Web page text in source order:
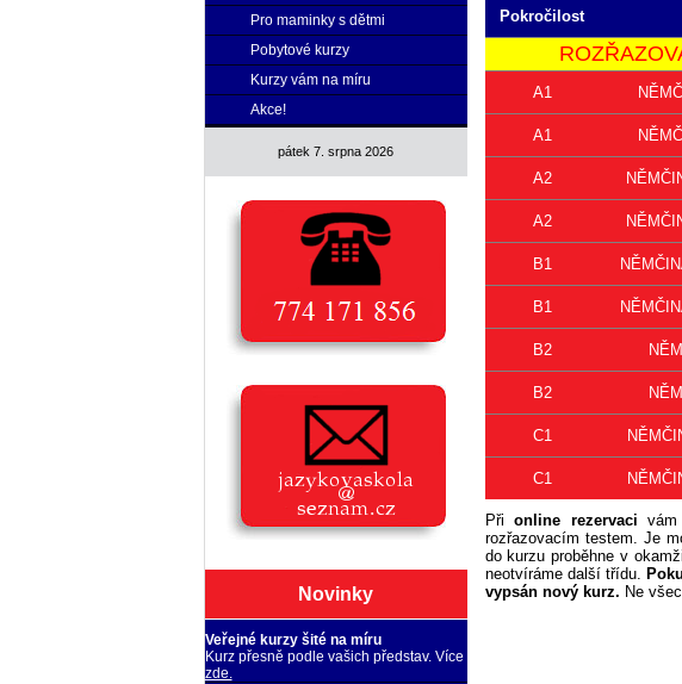
Pro maminky s dětmi
Pobytové kurzy
Kurzy vám na míru
Akce!
pátek 7. srpna 2026
Novinky
Veřejné kurzy šité na míru
Kurz přesně podle vašich představ. Více
zde.
Pokročilost
A1
A1
A2
A2
B1
B1
B2
B2
C1
C1
Při online rezervaci
rozřazovacím testem. Je
do kurzu proběhne v
neotvíráme další třídu.
vypsán nový kurz. Ne